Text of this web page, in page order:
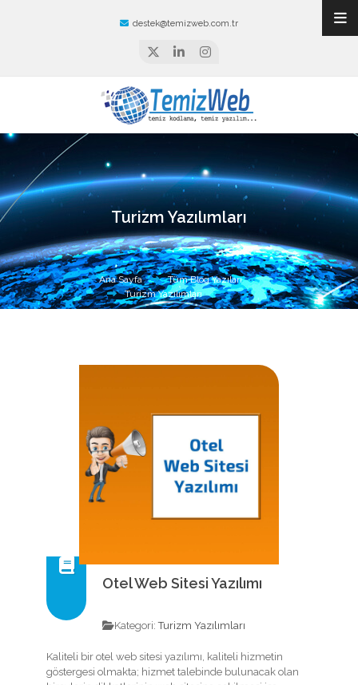
destek@temizweb.com.tr
Turizm Yazılımları
Ana Sayfa
Tüm Blog Yazıları
Turizm Yazılımları
Otel Web Sitesi Yazılımı
Kategori:Turizm Yazılımları
Kaliteli bir otel web sitesi yazılımı, kaliteli hizmetin
göstergesi olmakta; hizmet talebinde bulunacak olan